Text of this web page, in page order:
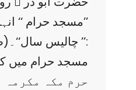
’’مسجد حرام ‘‘
:’’ چالیس سال‘‘۔(صحیح بخاری
مسجد حرام میں
حرم مکہ مکرمہ